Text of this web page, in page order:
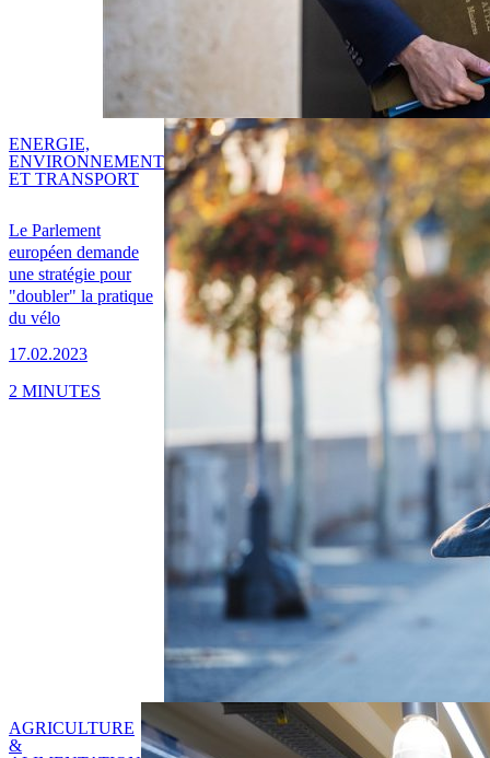
Le Parlement
européen demande
une stratégie pour
"doubler" la pratique
du vélo
17.02.2023
ENERGIE,
ENVIRONNEMENT
ET TRANSPORT
2 MINUTES
AGRICULTURE
&